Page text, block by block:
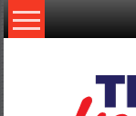
Skip
to